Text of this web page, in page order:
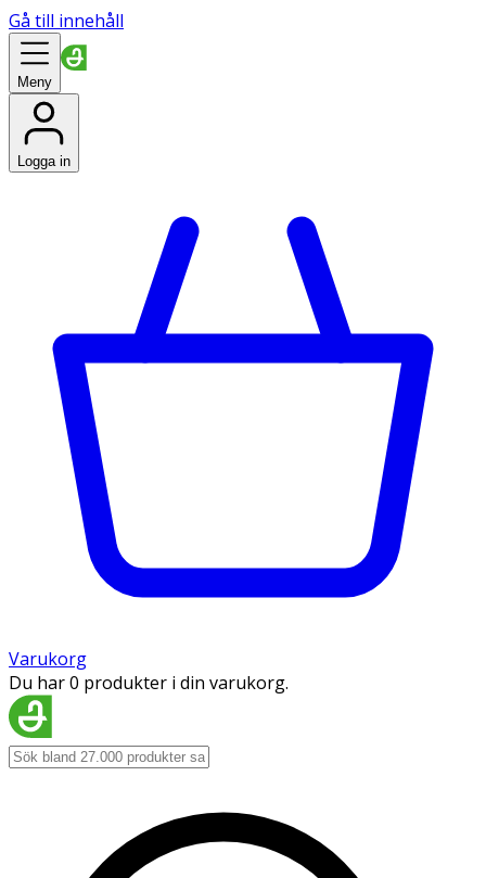
Gå till innehåll
Meny
Logga in
Varukorg
Du har 0 produkter i din varukorg.